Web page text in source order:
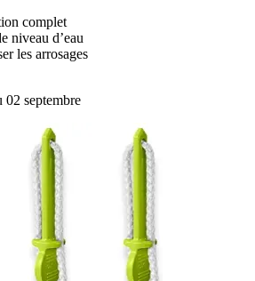
complet
niveau d’eau
les arrosages
septembre